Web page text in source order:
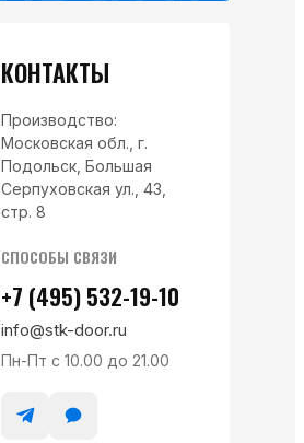
КОНТАКТЫ
Производство:
Московская обл., г.
Подольск, Большая
Серпуховская ул., 43,
стр. 8
СПОСОБЫ СВЯЗИ
+7 (495) 532-19-10
info@stk-door.ru
Пн-Пт с 10.00 до 21.00